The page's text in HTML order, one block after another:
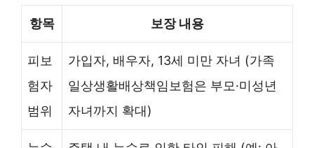
항목 보장 내용
피보
험자
범위
가입자, 배우자, 13세 미만 자녀 (가족
일상생활배상책임보험은 부모·미성년
자녀까지 확대)